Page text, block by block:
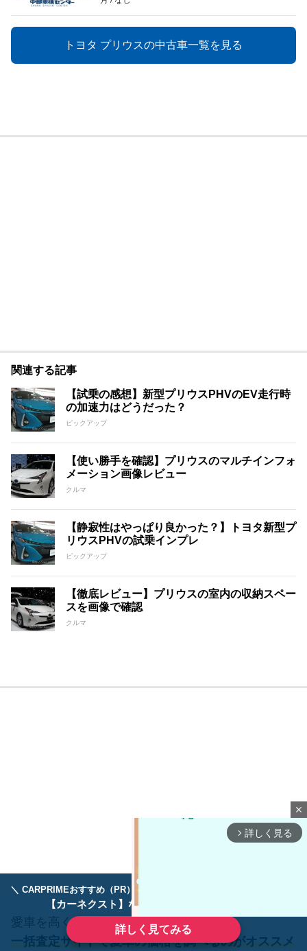
＼ CARPRIMEおすすめ（PR） ／
【カーネクスト】ならどんなクルマも高価買取
詳しく見てみる
トヨタ プリウスの中古車一覧を見る
関連する記事
【試乗の感想】新型プリウスPHVのEV走行時
の加速力はどうだった？
ピックアップ
【使い勝手を確認】プリウスのマルチインフォ
メーション画像レビュー
クルマ
【静寂性はやっぱり良かった？】トヨタ新型プ
リウスPHVの試乗インプレ
ピックアップ
【徹底レビュー】プリウスの室内の収納スペー
スを画像で確認
クルマ
愛車を高く売りたいとお考えの方は、
一括査定サイトで愛車の価格を調べるのがオススメ
close
arrow_forward_ios 詳しく見る